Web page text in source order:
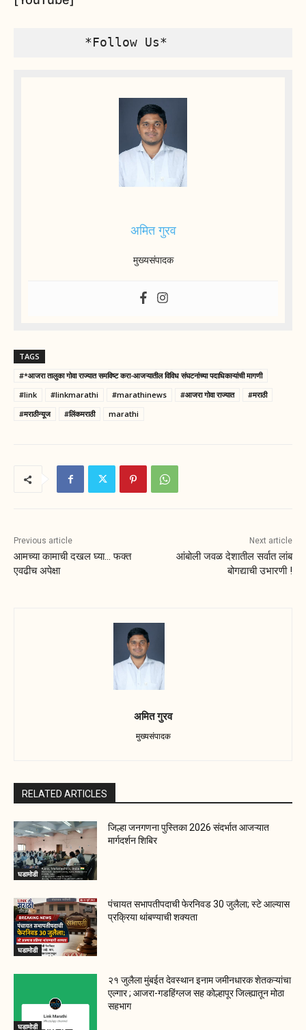
        *Follow Us*
अमित गुरव
मुख्यसंपादक
TAGS
#*आजरा तालुका गोवा राज्यात समविष्ट करा-आजऱ्यातील विविध संघटनांच्या पदाधिकाऱ्यांची मागणी
#link
#linkmarathi #marathinews #आजरा गोवा राज्यात
#मराठी
#मराठीन्यूज
#लिंकमराठी marathi
Previous article
आमच्या कामाची दखल घ्या… फक्त
एवढीच अपेक्षा
Next article
आंबोली जवळ देशातील सर्वात लांब
बोगद्याची उभारणी !
अमित गुरव
मुख्यसंपादक
RELATED ARTICLES
घडामोडी
जिल्हा जनगणना पुस्तिका 2026 संदर्भात आजऱ्यात
मार्गदर्शन शिबिर
घडामोडी
पंचायत सभापतीपदाची फेरनिवड 30 जुलैला; स्टे आल्यास
प्रक्रिया थांबण्याची शक्यता
घडामोडी
२१ जुलैला मुंबईत देवस्थान इनाम जमीनधारक शेतकऱ्यांचा
एल्गार ; आजरा-गडहिंग्लज सह कोल्हापूर जिल्ह्यातून मोठा
सहभाग